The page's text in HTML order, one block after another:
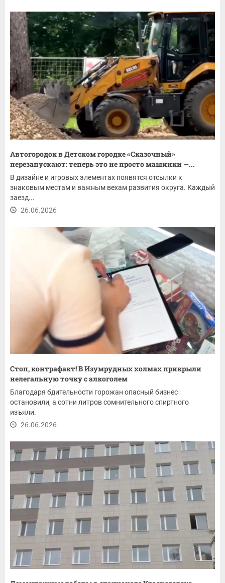
Автогородок в Детском городке «Сказочный»
перезапускают: теперь это не просто машинки —...
В дизайне и игровых элементах появятся отсылки к
знаковым местам и важным вехам развития округа. Каждый
заезд...
26.06.2026
Стоп, контрафакт! В Изумрудных холмах прикрыли
нелегальную точку с алкоголем
Благодаря бдительности горожан опасный бизнес
остановили, а сотни литров сомнительного спиртного
изъяли.
26.06.2026